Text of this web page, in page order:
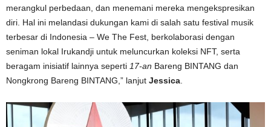
merangkul perbedaan, dan menemani mereka mengekspresikan
diri. Hal ini melandasi dukungan kami di salah satu festival musik
terbesar di Indonesia – We The Fest, berkolaborasi dengan
seniman lokal Irukandji untuk meluncurkan koleksi NFT, serta
beragam inisiatif lainnya seperti 17-an Bareng BINTANG dan
Nongkrong Bareng BINTANG,” lanjut Jessica